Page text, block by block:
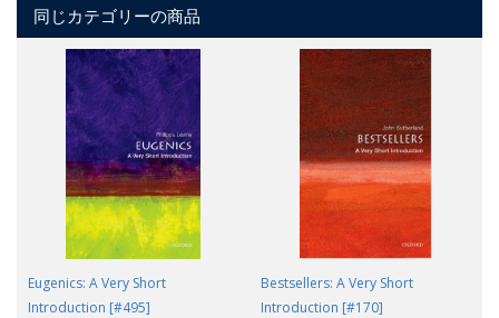
同じカテゴリーの商品
Eugenics: A Very Short
Introduction [#495]
Bestsellers: A Very Short
Introduction [#170]